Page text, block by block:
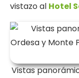
vistazo al Hotel
Vistas